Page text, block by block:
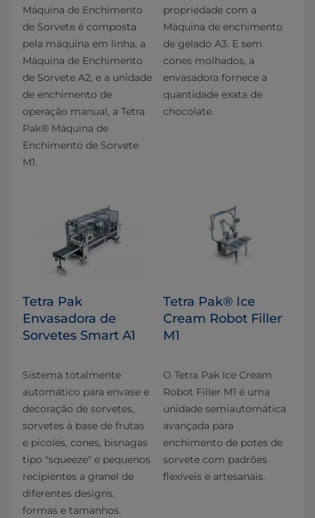
Máquina de Enchimento
de Sorvete é composta
pela máquina em linha, a
Máquina de Enchimento
de Sorvete A2, e a unidade
de enchimento de
operação manual, a Tetra
Pak® Máquina de
Enchimento de Sorvete
M1.
propriedade com a
Máquina de enchimento
de gelado A3. E sem
cones molhados, a
envasadora fornece a
quantidade exata de
chocolate.
Tetra Pak
Envasadora de
Sorvetes Smart A1
Sistema totalmente
automático para envase e
decoração de sorvetes,
sorvetes à base de frutas
e picolés, cones, bisnagas
tipo "squeeze" e pequenos
recipientes a granel de
diferentes designs,
formas e tamanhos.
Tetra Pak® Ice
Cream Robot Filler
M1
O Tetra Pak Ice Cream
Robot Filler M1 é uma
unidade semiautomática
avançada para
enchimento de potes de
sorvete com padrões
flexíveis e artesanais.